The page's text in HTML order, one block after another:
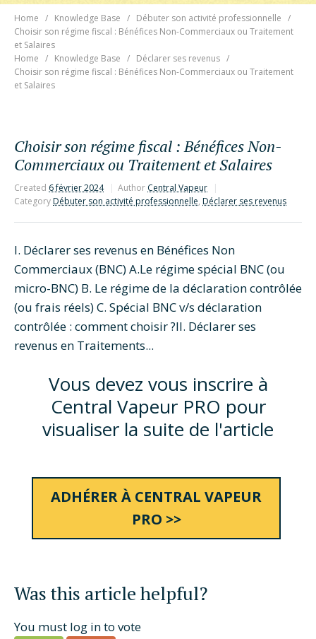
Home Knowledge Base
Débuter son activité professionnelle
Choisir son régime fiscal : Bénéfices Non-Commerciaux ou Traitement
et Salaires
Home
Knowledge Base
Déclarer ses revenus
Choisir son régime fiscal : Bénéfices Non-Commerciaux ou Traitement
et Salaires
Choisir son régime fiscal : Bénéfices Non-
Commerciaux ou Traitement et Salaires
Created 6 février 2024 AuthorCentral Vapeur
CategoryDébuter son activité professionnelle, Déclarer ses revenus
I. Déclarer ses revenus en Bénéfices Non
Commerciaux (BNC) A.Le régime spécial BNC (ou
micro-BNC) B. Le régime de la déclaration contrôlée
(ou frais réels) C. Spécial BNC v/s déclaration
contrôlée : comment choisir ?II. Déclarer ses
revenus en Traitements...
Vous devez vous inscrire à
Central Vapeur PRO pour
visualiser la suite de l'article
ADHÉRER À CENTRAL VAPEUR
PRO >>
Was this article helpful?
You must log in to vote